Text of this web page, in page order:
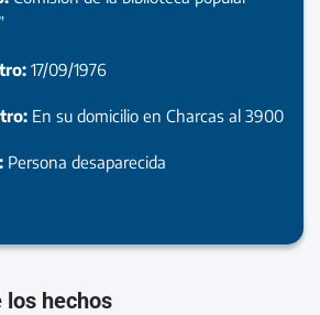
17/09/1976
En su domicilio en Charcas al 3900
Persona desaparecida
los hechos